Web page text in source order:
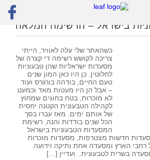
בישראל – הרשימה המלאה
כשהאתר שלי עלה לאוויר, הייתי
צריכה לקושש רשימה די קצרה של
מסעדות ישראליות שהן טבעוניות
לחלוטין. כן היו כאן המון שנים
טעם החיים, בודהה בורגרס ועוד
– אבל הן היו מעטות מאד וכמעט
לא מוכרות, בטח בחוגים שמחוץ
לקהילה הטבעונית הקטנה יחסית
של אותם ימים. מאז עברו בסך
הכל שנים בודדות והנה, רשימת
המסעדות הטבעוניות בישראל
חדשות מצטרפות, מסעדות מוכרות
רחבי הארץ ומסעדה אחת ותיקה וידועה
בשרית לטבעונית.. ועדיין […]